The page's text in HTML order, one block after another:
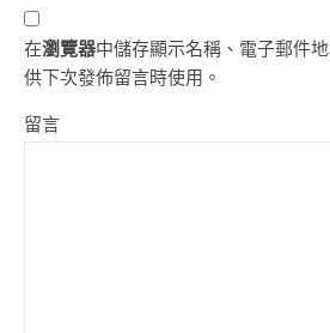
在瀏覽器中儲存顯示名稱、電子郵件
供下次發佈留言時使用。
留言